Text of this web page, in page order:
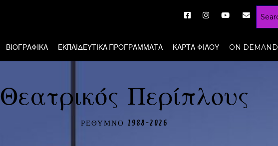
ΒΙΟΓΡΑΦΙΚΑ ΕΚΠΑΙΔΕΥΤΙΚΑ ΠΡΟΓΡΑΜΜΑΤΑ ΚΑΡΤΑ ΦΙΛΟΥ ON DEMAND
Θεατρικός Περίπλους
ΡΕΘΥΜΝΟ 1988-2026